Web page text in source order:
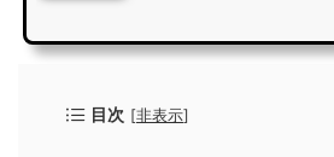
目次 [非表示]